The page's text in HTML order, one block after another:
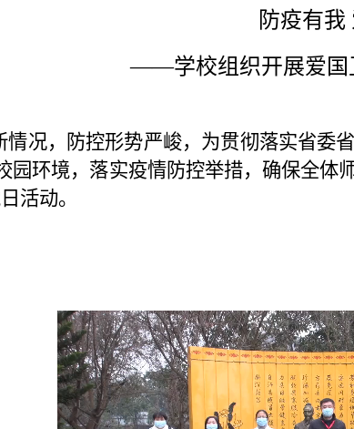
防疫有我
——学校组织开展爱国
况，防控形势严峻，为贯彻落实省委
园环境，落实疫情防控举措，确保全
活动。